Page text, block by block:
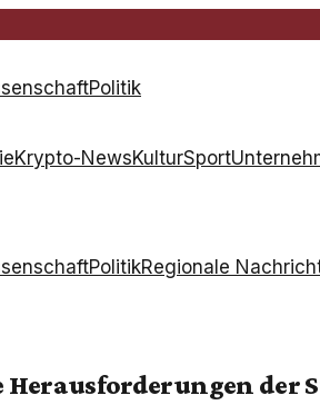
Politik
Krypto-NewsKulturSport
PolitikRegionale
Herausforderungen